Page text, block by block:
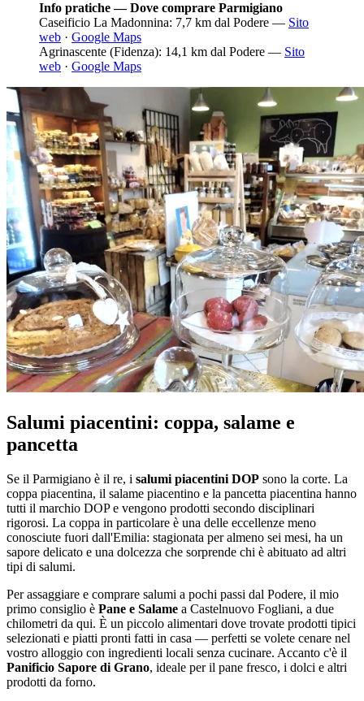
Info pratiche — Dove comprare Parmigiano
Caseificio La Madonnina: 7,7 km dal Podere — Sito
web · Google Maps
Agrinascente (Fidenza): 14,1 km dal Podere — Sito
web · Google Maps
Salumi piacentini: coppa, salame e
pancetta
Se il Parmigiano è il re, i salumi piacentini DOP sono la corte. La
coppa piacentina, il salame piacentino e la pancetta piacentina hanno
tutti il marchio DOP e vengono prodotti secondo disciplinari
rigorosi. La coppa in particolare è una delle eccellenze meno
conosciute fuori dall'Emilia: stagionata per almeno sei mesi, ha un
sapore delicato e una dolcezza che sorprende chi è abituato ad altri
tipi di salumi.
Per assaggiare e comprare salumi a pochi passi dal Podere, il mio
primo consiglio è Pane e Salame a Castelnuovo Fogliani, a due
chilometri da qui. È un piccolo alimentari dove trovate prodotti tipici
selezionati e piatti pronti fatti in casa — perfetti se volete cenare nel
vostro alloggio con ingredienti locali senza cucinare. Accanto c'è il
Panificio Sapore di Grano, ideale per il pane fresco, i dolci e altri
prodotti da forno.